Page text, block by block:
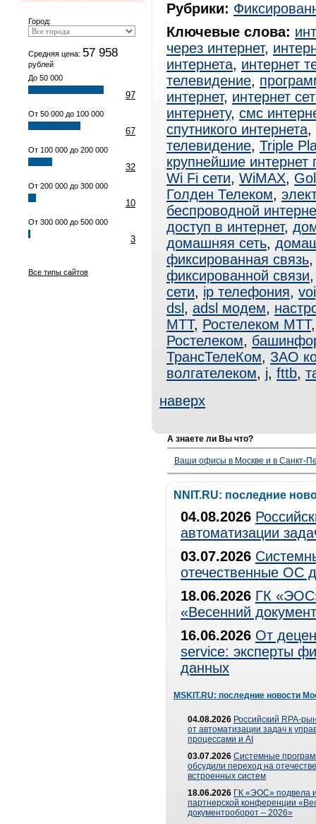
Город:
Средняя цена: 57 958
рублей
До 50 000
97
От 50 000 до 100 000
67
От 100 000 до 200 000
32
От 200 000 до 300 000
10
От 300 000 до 500 000
3
Все типы сайтов
Рубрики:
Ключевые слова:
через интернет,
интернета, интернет
телевидение,
интернет, интернет
интернету, смс
спутникого интернета,
телевидение, Triple
крупнейшие интернет
Wi Fi сети, WiMAX,
Голден Телеком,
беспроводной
доступ в интернет,
домашняя сеть,
фиксированная связь
фиксированной связи
сети, ip телефония,
dsl , adsl модем,
МТТ, Ростелеком МТТ
Ростелеком,
ТрансТелеКом, ЗАО
волгателеком, j, fttb,
наверх
А знаете ли Вы что?
Ваши офисы в Москве и в Санкт-
NNIT.RU: последние
04.08.2026
автоматизации
03.07.2026
отечественные ОС
18.06.2026 ГК
«Весенний
16.06.2026 От
service: эксперты
данных
MSKIT.RU: последние новости
04.08.2026 Российский RPA-
от автоматизации задач к
процессами и AI
03.07.2026 Системные
обсудили переход на
встроенных систем
18.06.2026 ГК «ЭОС» подвела
партнерской конференции
документооборот – 2026»